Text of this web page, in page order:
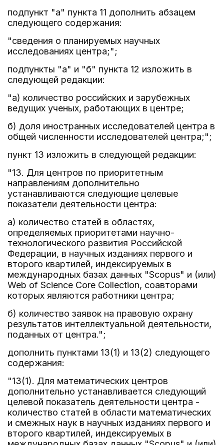
подпункт "а" пункта 11 дополнить абзацем
следующего содержания:
"сведения о планируемых научных
исследованиях центра;";
подпункты "а" и "б" пункта 12 изложить в
следующей редакции:
"а) количество российских и зарубежных
ведущих ученых, работающих в центре;
б) доля иностранных исследователей центра в
общей численности исследователей центра;";
пункт 13 изложить в следующей редакции:
"13. Для центров по приоритетным
направлениям дополнительно
устанавливаются следующие целевые
показатели деятельности центра:
а) количество статей в областях,
определяемых приоритетами научно-
технологического развития Российской
Федерации, в научных изданиях первого и
второго квартилей, индексируемых в
международных базах данных "Scopus" и (или)
Web of Science Core Collection, соавторами
которых являются работники центра;
б) количество заявок на правовую охрану
результатов интеллектуальной деятельности,
поданных от центра.";
дополнить пунктами 13(1) и 13(2) следующего
содержания:
"13(1). Для математических центров
дополнительно устанавливается следующий
целевой показатель деятельности центра -
количество статей в области математических
и смежных наук в научных изданиях первого и
второго квартилей, индексируемых в